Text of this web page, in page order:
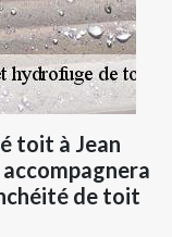
toit à Jean
de toit